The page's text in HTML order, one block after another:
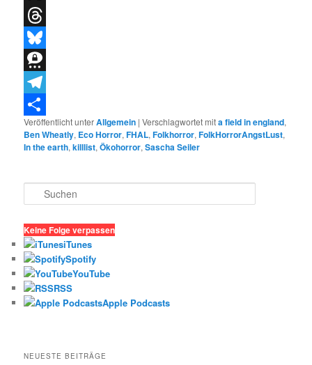
X
Threads
Bluesky
Threema
Telegram
Teilen
Veröffentlicht unterAllgemein |Verschlagwortet mita field in england,
Ben Wheatly, Eco Horror,FHAL,Folkhorror,FolkHorrorAngstLust,
In the earth,killlist,Ökohorror,Sascha Seiler
u
h
e
n
Keine Folge verpassen
iTunes
Spotify
YouTube
RSS
Apple Podcasts
NEUESTE BEITRÄGE